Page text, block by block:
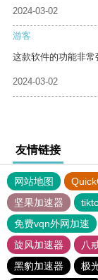
2024-03-02
游客
这款软件的功能非常
2024-03-02
友情链接
网站地图
坚果加速器
免费vqn外网加速
旋风加速器
八
黑豹加速器
极